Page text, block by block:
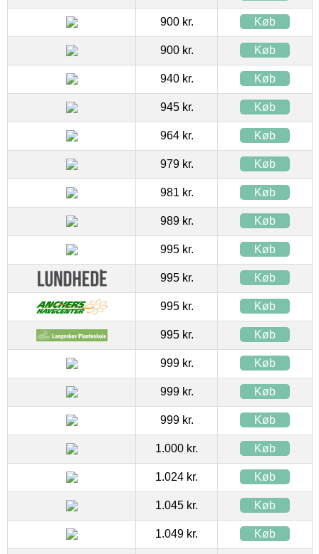
900 kr. Køb
900 kr. Køb
940 kr. Køb
945 kr. Køb
964 kr. Køb
979 kr. Køb
981 kr. Køb
989 kr. Køb
995 kr. Køb
995 kr. Køb
995 kr. Køb
995 kr. Køb
999 kr. Køb
999 kr. Køb
999 kr. Køb
1.000 kr. Køb
1.024 kr. Køb
1.045 kr. Køb
1.049 kr. Køb